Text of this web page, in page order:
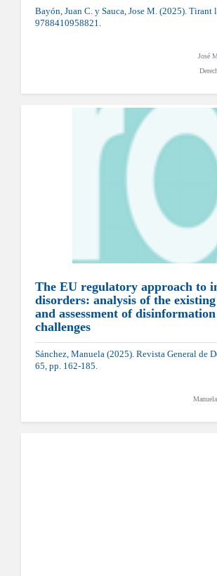
Bayón, Juan C. y Sauca, Jose M. (2025). Tirant
9788410958821.
José
The EU regulatory approach to
disorders: analysis of the
and assessment of
challenges
Sánchez, Manuela (2025). Revista General de
65, pp. 162-185.